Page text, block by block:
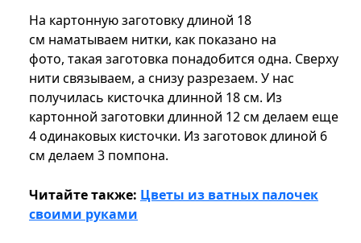
На картонную заготовку длиной 18
см наматываем нитки, как показано на
фото, такая заготовка понадобится одна. Сверху
нити связываем, а снизу разрезаем. У нас
получилась кисточка длинной 18 см. Из
картонной заготовки длинной 12 см делаем еще
4 одинаковых кисточки. Из заготовок длиной 6
см делаем 3 помпона.
Читайте также: Цветы из ватных палочек
своими руками